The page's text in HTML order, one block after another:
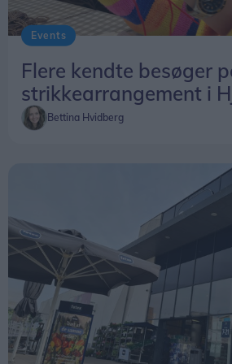
Fællesskab driver møllen
Vennebjerg Mølle ejes af en
Events
Flere kendte besøger
strikkearrangement i
Bettina Hvidberg